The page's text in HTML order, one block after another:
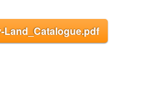
Land_Catalogue.pdf